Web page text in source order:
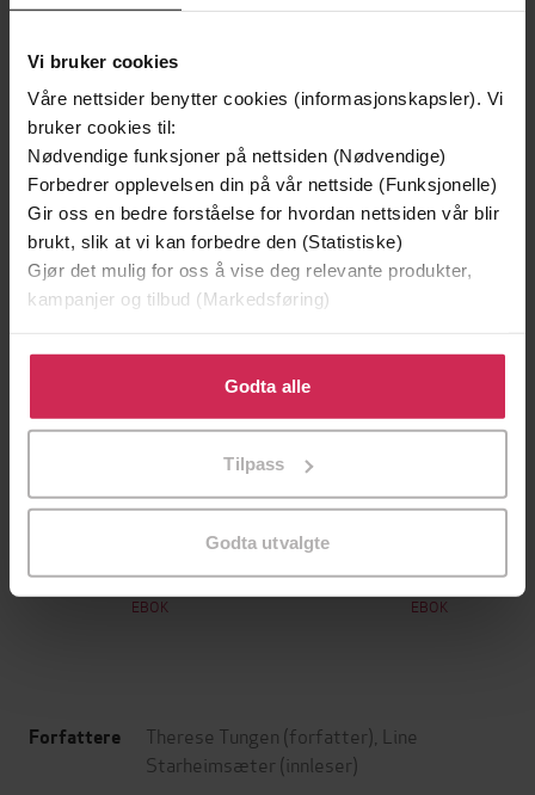
Vi bruker cookies
Våre nettsider benytter cookies (informasjonskapsler). Vi
bruker cookies til:
Nødvendige funksjoner på nettsiden (Nødvendige)
Forbedrer opplevelsen din på vår nettside (Funksjonelle)
Gir oss en bedre forståelse for hvordan nettsiden vår blir
brukt, slik at vi kan forbedre den (Statistiske)
Gjør det mulig for oss å vise deg relevante produkter,
kampanjer og tilbud (Markedsføring)
Klikk på «Godta alle» for å gi oss ditt samtykke til å
bruke cookies for alle disse formålene. Du kan også
tilpasse ditt samtykke til spesifikke formål ved å klikke
Godta alle
Tilpass
Godta utvalgte
Andre har også kjøpt
Premium
149,-
Jenta som ble igjen
Jojo Moyes
EBOK
199,-
Zeshan Shakar
EBOK
Forfattere Therese Tungen (forfatter),
Line
Starheimsæter (innleser)